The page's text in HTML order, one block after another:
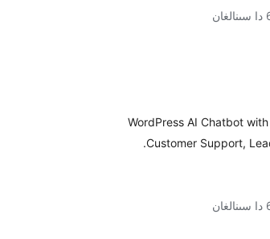
WordPress AI Chatbot
Customer Support,